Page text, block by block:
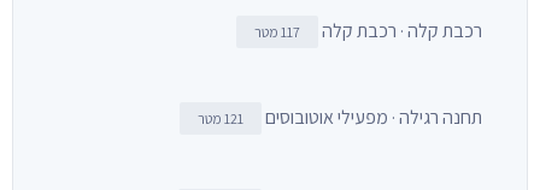
רכבת קלה · רכבת קלה 117 מטר
תחנה רגילה · מפעילי אוטובוסים 121 מטר